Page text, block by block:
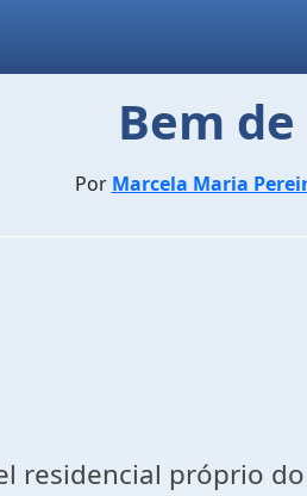
Bem
Por Marcela Maria
próprio do